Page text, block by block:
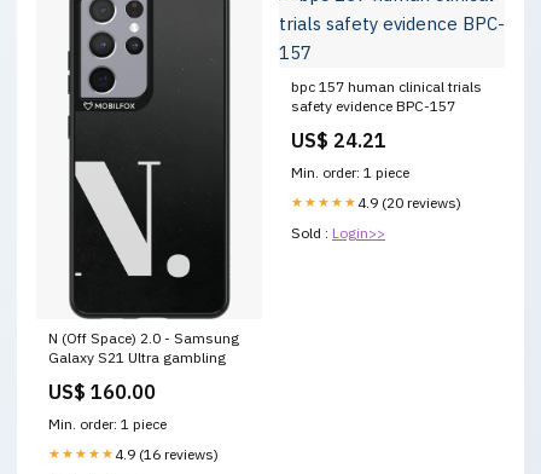
N (Off Space) 2.0 - Samsung
Galaxy S21 Ultra gambling
US$ 160.00
Min. order: 1 piece
★★★★★ 4.9 (16 reviews)
bpc 157 human clinical trials
safety evidence BPC-157
US$ 24.21
Min. order: 1 piece
★★★★★ 4.9 (20 reviews)
Sold : Login>>